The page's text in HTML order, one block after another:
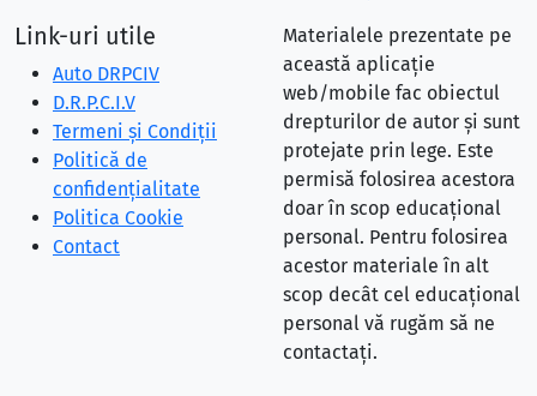
Link-uri utile
Auto DRPCIV
D.R.P.C.I.V
Termeni și Condiții
Politică de
confidențialitate
Politica Cookie
Contact
Materialele prezentate pe
această aplicație
web/mobile fac obiectul
drepturilor de autor și sunt
protejate prin lege. Este
permisă folosirea acestora
doar în scop educațional
personal. Pentru folosirea
acestor materiale în alt
scop decât cel educațional
personal vă rugăm să ne
contactați.